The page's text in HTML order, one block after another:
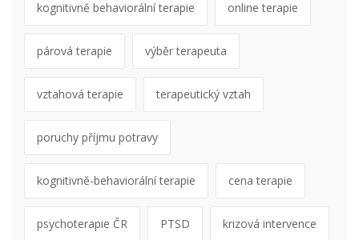
kognitivně behaviorální terapie online terapie
párová terapie výběr terapeuta
vztahová terapie terapeutický vztah
poruchy příjmu potravy
kognitivně-behaviorální terapie cena terapie
psychoterapie ČR PTSD krizová intervence